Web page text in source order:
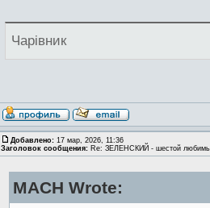
Чарівник
Добавлено: 17 мар, 2026, 11:36
Заголовок сообщения: Re: ЗЕЛЕНСКИЙ - шестой
MACH Wrote: